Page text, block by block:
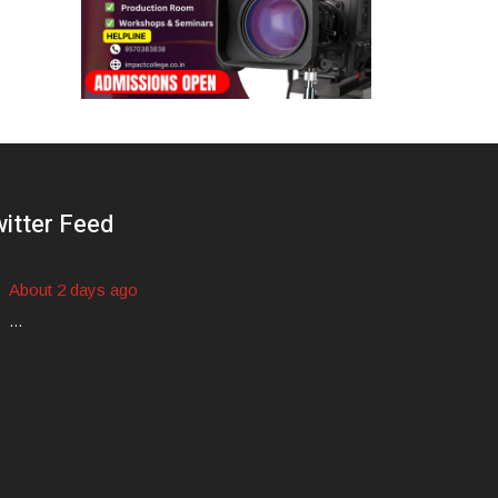
Feed
About 2 days ago
...